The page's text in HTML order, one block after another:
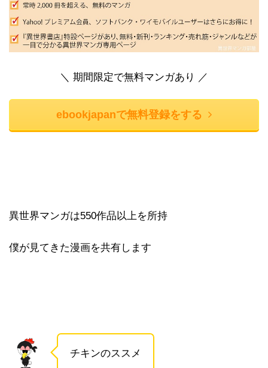
＼ 期間限定で無料マンガあり ／
ebookjapanで無料登録をする
異世界マンガは550作品以上を所持
僕が見てきた漫画を共有します
チキンのススメ